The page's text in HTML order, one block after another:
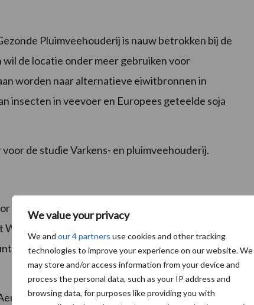
We value your privacy
We and our 4 partners use cookies and other tracking
technologies to improve your experience on our website. We
may store and/or access information from your device and
process the personal data, such as your IP address and
browsing data, for purposes like providing you with
Pluimveehouderij is nauw betrokken bij de
de locatie onder meer gebruiken voor
worden naar alternatieve eiwitbronnen in
insecten in veevoer en Europees geteelde soja
de studie Varkens- en pluimveehouderij.
bijdragen uit het bedrijfsleven. De bouw van de stal
de inrichting regel Vencomatic uit Eersel en
neemt de elektrische installatie voor zijn
ook het Poultry Expertise Centre in Barneveld. Dit